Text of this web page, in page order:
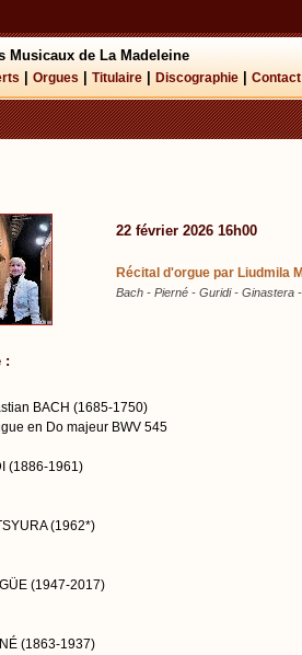
Musicaux de La Madeleine
Orgues Titulaire Discographie Contact
22 février 2026 16h00
Récital d'orgue par Liudmila
Bach - Pierné - Guridi - Ginastera
:
BACH (1685-1750)
en Do majeur BWV 545
(1886-1961)
(1962*)
(1947-2017)
(1863-1937)